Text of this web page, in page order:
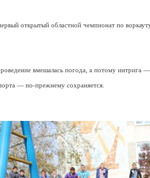
открытый областной чемпионат по
вмешалась погода, а потому интрига
— по-прежнему сохраняется.